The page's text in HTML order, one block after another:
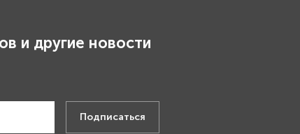
и другие новости
Подписаться